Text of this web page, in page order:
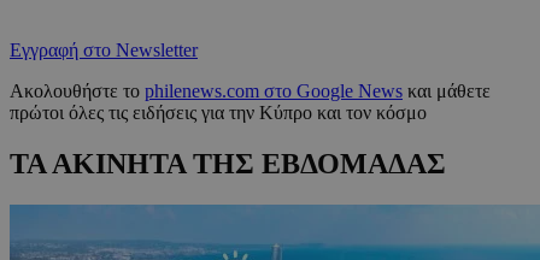
Εγγραφή στο Newsletter
Ακολουθήστε το philenews.com στο Google News και μάθετε
πρώτοι όλες τις ειδήσεις για την Κύπρο και τον κόσμο
ΤΑ ΑΚΙΝΗΤΑ ΤΗΣ ΕΒΔΟΜΑΔΑΣ